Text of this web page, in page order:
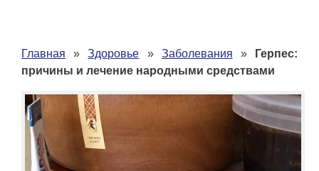
Главная »Здоровье » Заболевания »
Герпес:
причины и лечение народными средствами